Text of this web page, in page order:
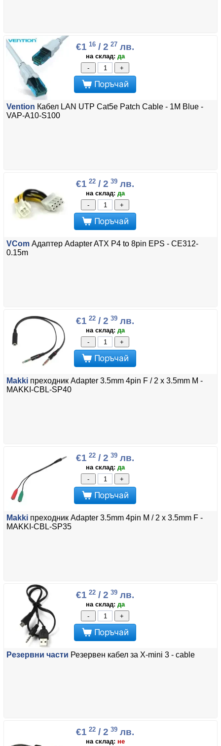
€1 16 / 2 27 лв.
на склад: да
-
+
Поръчай
Vention Кабел LAN UTP Cat5e Patch Cable - 1M Blue -
VAP-A10-S100
€1 22 / 2 39 лв.
на склад: да
-
+
Поръчай
VCom Адаптер Adapter ATX P4 to 8pin EPS - CE312-
0.15m
€1 22 / 2 39 лв.
на склад: да
-
+
Поръчай
Makki преходник Adapter 3.5mm 4pin F / 2 x 3.5mm M -
MAKKI-CBL-SP40
€1 22 / 2 39 лв.
на склад: да
-
+
Поръчай
Makki преходник Adapter 3.5mm 4pin M / 2 x 3.5mm F -
MAKKI-CBL-SP35
€1 22 / 2 39 лв.
на склад: да
-
+
Поръчай
Резервни части Резервен кабел за X-mini 3 - cable
€1 22 / 2 39 лв.
на склад: не